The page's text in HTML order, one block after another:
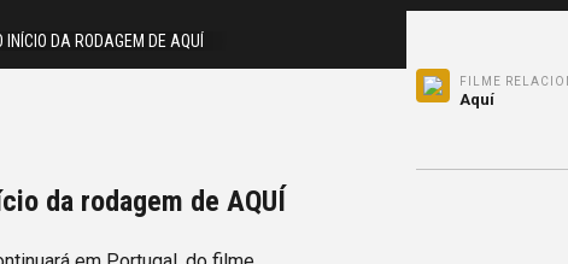
DA RODAGEM DE AQUÍ
da rodagem de AQUÍ
FILME
Aquí